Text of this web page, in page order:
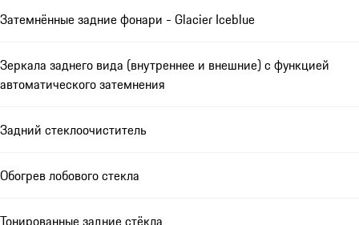
Затемнённые задние фонари - Glacier Iceblue
Зеркала заднего вида (внутреннее и внешние) с функцией
автоматического затемнения
Задний стеклоочиститель
Обогрев лобового стекла
Тонированные задние стёкла